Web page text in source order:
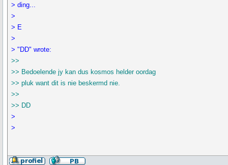
> ding...
>
> E
>
> "DD" wrote:
>>
>> Bedoelende jy kan dus kosmos helder oordag
>> pluk want dit is nie beskermd nie.
>>
>> DD
>
>